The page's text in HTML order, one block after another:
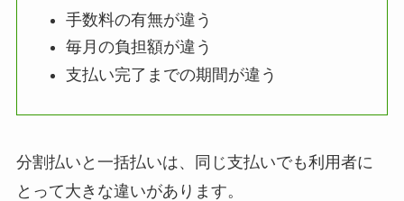
手数料の有無が違う
毎月の負担額が違う
支払い完了までの期間が違う
分割払いと一括払いは、同じ支払いでも利用者に
とって大きな違いがあります。